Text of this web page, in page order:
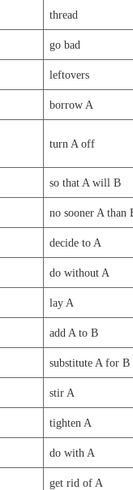
thread
go bad
leftovers
borrow A
turn A off
so that A will B
no sooner A than
decide to A
do without A
lay A
add A to B
substitute A for B
stir A
tighten A
do with A
get rid of A